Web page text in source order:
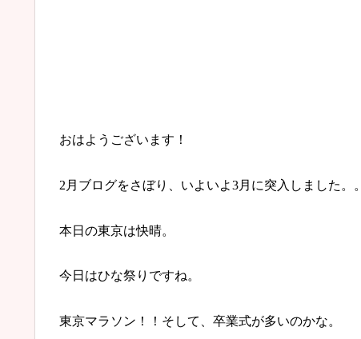
おはようございます！
2月ブログをさぼり、いよいよ3月に突入しました。。
本日の東京は快晴。
今日はひな祭りですね。
東京マラソン！！そして、卒業式が多いのかな。